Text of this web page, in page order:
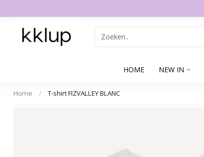
HOME NEW IN
Home / T-shirt FIZVALLEY BLANC